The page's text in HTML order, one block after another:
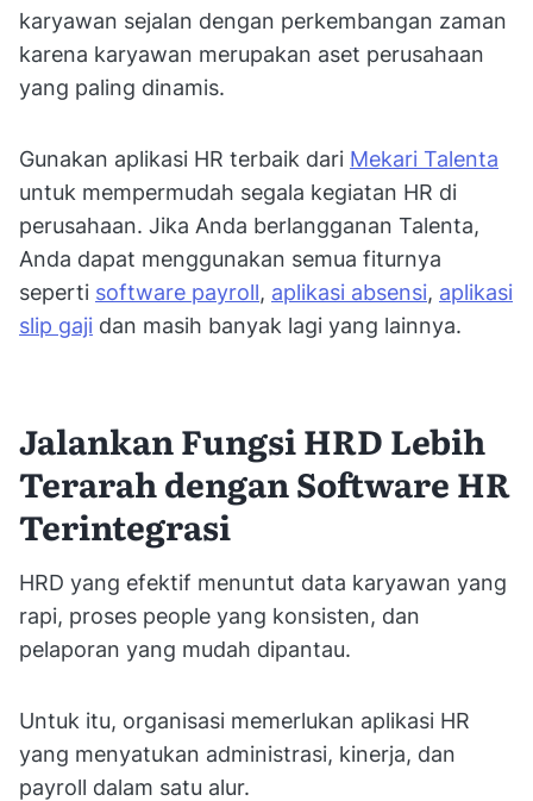
karyawan sejalan dengan perkembangan zaman
karena karyawan merupakan aset perusahaan
yang paling dinamis.
Gunakan aplikasi HR terbaik dari Mekari Talenta
untuk mempermudah segala kegiatan HR di
perusahaan. Jika Anda berlangganan Talenta,
Anda dapat menggunakan semua fiturnya
seperti software payroll, aplikasi absensi, aplikasi
slip gaji dan masih banyak lagi yang lainnya.
Jalankan Fungsi HRD Lebih
Terarah dengan Software HR
Terintegrasi
HRD yang efektif menuntut data karyawan yang
rapi, proses people yang konsisten, dan
pelaporan yang mudah dipantau.
Untuk itu, organisasi memerlukan aplikasi HR
yang menyatukan administrasi, kinerja, dan
payroll dalam satu alur.